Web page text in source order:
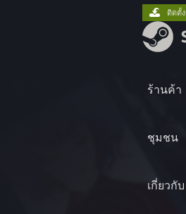
ร้านค้า
ชุมชน
เกี่ยวกับ
ติดตั้